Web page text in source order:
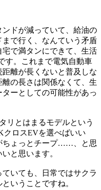
ドが減っていて、給油の
で行く、なんていう矛盾
で満タンにできて、生活
す。これまで電気自動車
離が長くないと普及しな
の長さは関係なくて、生
ーとしての可能性があっ
リとはまるモデルという
クロスEVを選べばいい
ちょっとチープ……、と思
と思います。
いても、日常ではサクラ
いうことですね。